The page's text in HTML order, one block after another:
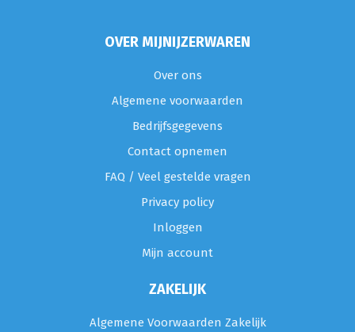
OVER MIJNIJZERWAREN
Over ons
Algemene voorwaarden
Bedrijfsgegevens
Contact opnemen
FAQ / Veel gestelde vragen
Privacy policy
Inloggen
Mijn account
ZAKELIJK
Algemene Voorwaarden Zakelijk